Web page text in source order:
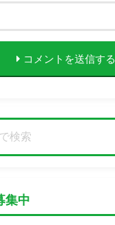
コメントを送信する
集中